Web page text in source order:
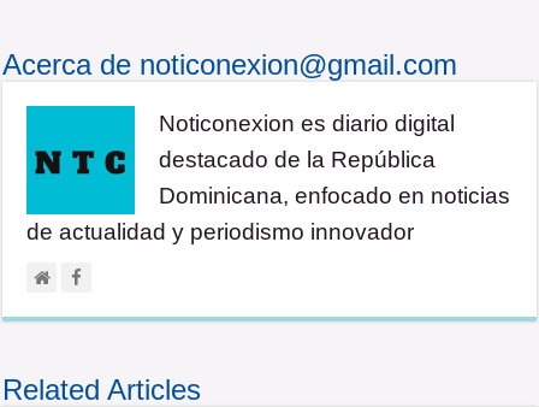
Acerca de noticonexion@gmail.com
Noticonexion es diario digital
destacado de la República
Dominicana, enfocado en noticias
de actualidad y periodismo innovador
Related Articles